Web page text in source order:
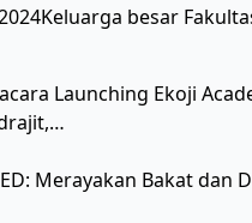
besar
Launching Ekoji
Merayakan Bakat